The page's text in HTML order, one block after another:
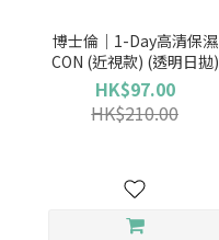
博士倫｜1-Day高清保濕
CON (近視款) (透明日拋)
HK$97.00
HK$210.00